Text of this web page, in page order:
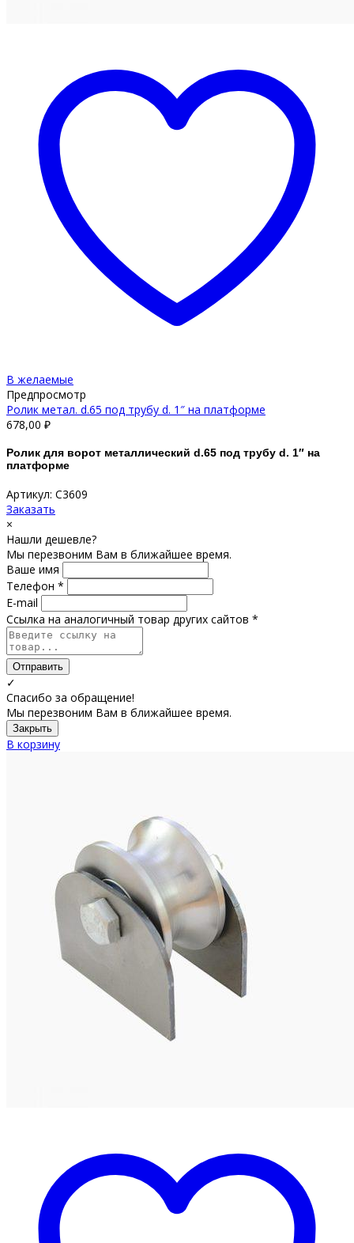
В желаемые
Предпросмотр
Ролик метал. d.65 под трубу d. 1″ на платформе
678,00 ₽
Ролик для ворот металлический d.65 под трубу d. 1″ на
платформе
Артикул: С3609
Заказать
×
Нашли дешевле?
Мы перезвоним Вам в ближайшее время.
Ваше имя
Телефон *
E-mail
Ссылка на аналогичный товар других сайтов *
Отправить
✓
Спасибо за обращение!
Мы перезвоним Вам в ближайшее время.
Закрыть
В корзину